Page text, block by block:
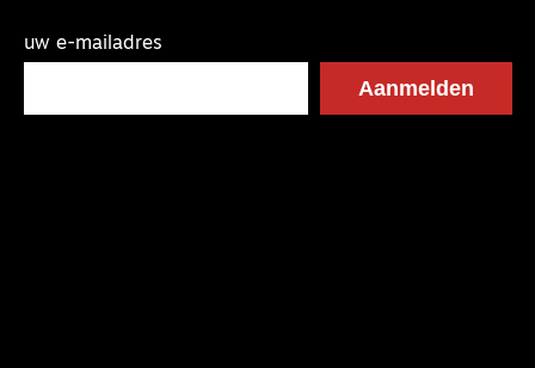
uw e-mailadres